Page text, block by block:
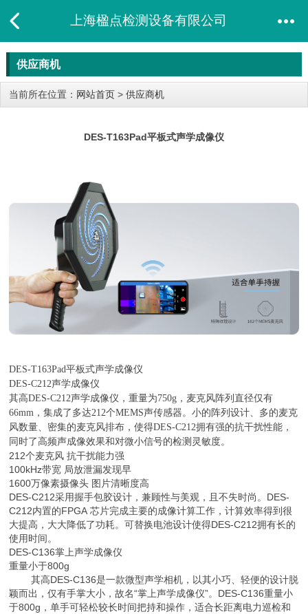
上海楹点检测设备有限公司
供应商机
当前所在位置： 网站首页 > 供应商机
DES-T163Pad平板式声学成像仪
DES-T163Pad平板式声学成像仪
DES-C212声学成像仪
其高DES-C212声学成像仪，重量为750g，麦克风阵列直径仅有
66mm，集成了多达212个MEMS声传感器。小的阵列设计、多的麦克
风数量、密集的麦克风排布，使得DES-C212拥有强的抗干扰性能，
同时了高频声成像效果和对微小信号的检测灵敏度。
212个麦克风 抗干扰能力强
100kHz带宽 局放泄漏发现早
1600万像素摄像头 图片清晰度高
DES-C212采用握手包胶设计，兼顾性与美观，且不失时尚。DES-
C212内置的FPGA 芯片完成主要的成像计算工作，计算效率得到很
大提高，大大降低了功耗。可替换电池设计使得DES-C212拥有长的
使用时间。
DES-C136掌上声学成像仪
重量小于800g
其高DES-C136是一款微型声学相机，以其小巧、轻便的设计脱
颖而出，仅有手掌大小，故名“掌上声学成像仪”。DES-C136重量小
于800g，单手可轻松较长时间把持和操作，适合长距离电力巡检和